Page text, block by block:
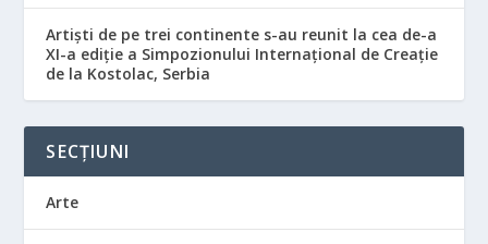
Artiști de pe trei continente s-au reunit la cea de-a
XI-a ediție a Simpozionului Internațional de Creație
de la Kostolac, Serbia
SECȚIUNI
Arte